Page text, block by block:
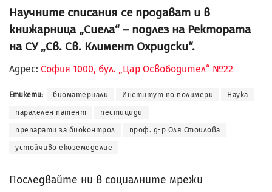
Научните списания се продават и в
книжарница „Сиела“ – подлез на Ректората
на СУ „Св. Св. Климент Охридски“.
Адрес: София 1000, бул. „Цар Освободител“ №22
Етикети: биоматериали Институт по полимери Наука
паралелен патент пестициди
препарати за биоконтрол проф. д-р Оля Стоилова
устойчиво екоземеделие
Последвайте ни в социалните мрежи